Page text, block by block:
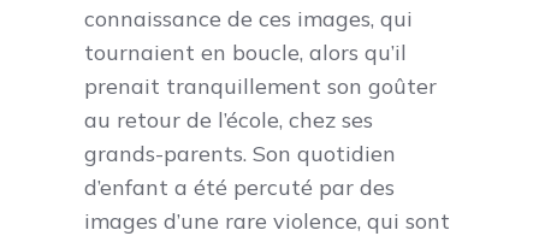
connaissance de ces images, qui
tournaient en boucle, alors qu’il
prenait tranquillement son goûter
au retour de l’école, chez ses
grands-parents. Son quotidien
d’enfant a été percuté par des
images d’une rare violence, qui sont